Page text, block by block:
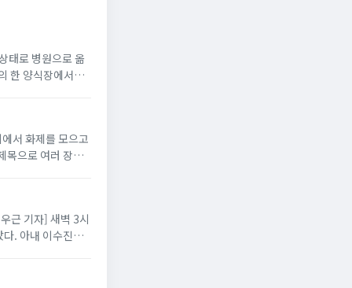
태로 병원으로 옮
한 양식장에서
서 화제를 모으고
목으로 여러 장의
근 기자] 새벽 3시
다. 아내 이수진은